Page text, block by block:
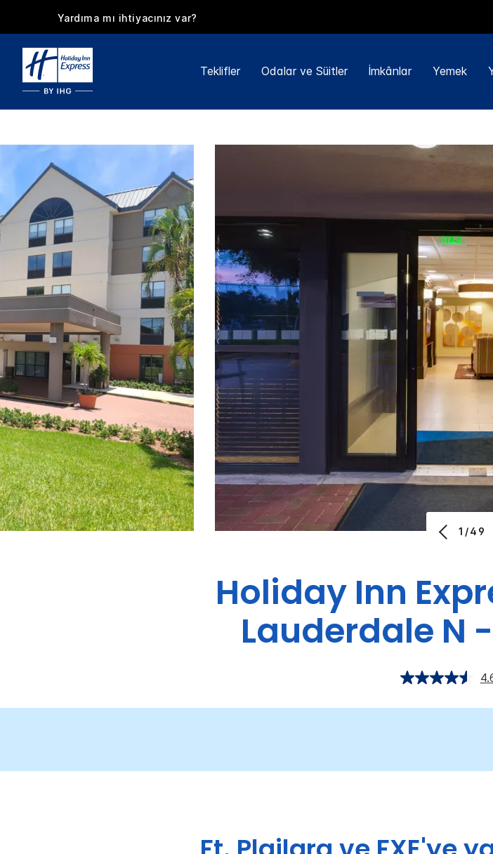
Yardıma mı ihtiyacınız var?
Teklifler Odalar ve Süitler İmkânlar Yemek
1/49
Holiday Inn
Lauderdale N